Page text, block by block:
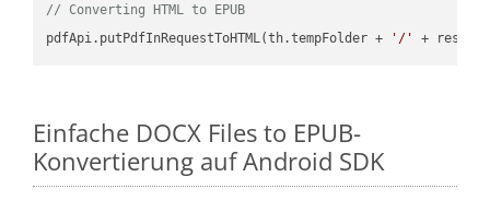
// Converting HTML to EPUB
pdfApi.putPdfInRequestToHTML(th.tempFolder +
'/' +
Einfache DOCX Files to EPUB-
Konvertierung auf Android SDK